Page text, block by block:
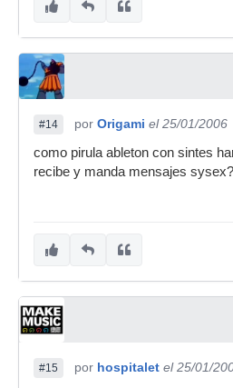
#14 por Origami el 25/01/2006
como pirula ableton con sintes
recibe y manda mensajes sysex?
#15 por hospitalet el 25/01/